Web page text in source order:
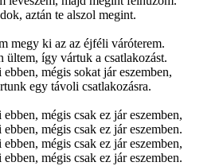
aztán te alszol megint.
megy ki az az éjféli váróterem.
ültem, így vártuk a csatlakozást.
mégis sokat jár eszemben,
egy távoli csatlakozásra.
mégis csak ez jár eszemben,
mégis csak ez jár eszemben.
mégis csak ez jár eszemben,
mégis csak ez jár eszemben.